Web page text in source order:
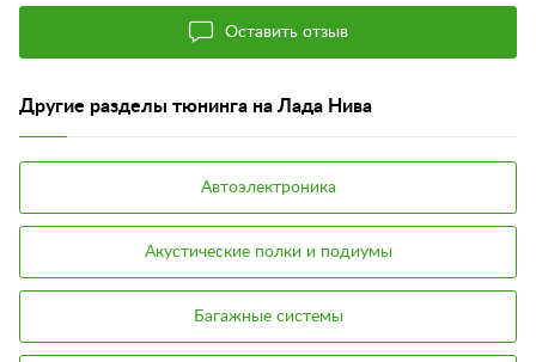
Оставить отзыв
Другие разделы тюнинга на Лада Нива
Автоэлектроника
Акустические полки и подиумы
Багажные системы